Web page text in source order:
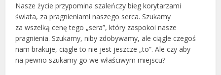
Nasze życie przypomina szaleńczy bieg korytarzami
świata, za pragnieniami naszego serca. Szukamy
za wszelką cenę tego „sera”, który zaspokoi nasze
pragnienia. Szukamy, niby zdobywamy, ale ciągle czegoś
nam brakuje, ciągle to nie jest jeszcze „to”. Ale czy aby
na pewno szukamy go we właściwym miejscu?